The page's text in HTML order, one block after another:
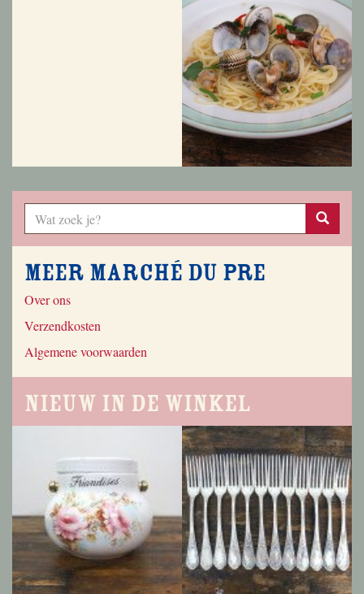
Meer Marché du Pre
Over ons
Verzendkosten
Algemene voorwaarden
Nieuw in de winkel